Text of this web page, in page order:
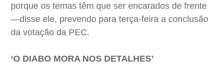
porque os temas têm que ser encarados de frente
—disse ele, prevendo para terça-feira a conclusão
da votação da PEC.
‘O DIABO MORA NOS DETALHES’